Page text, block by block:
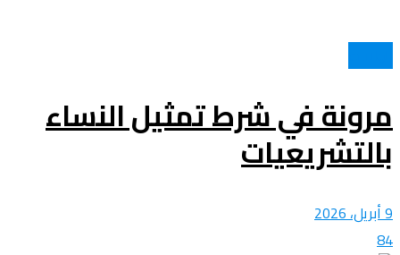
مرونة في شرط تمثيل النساء
بالتشريعيات
9 أبريل، 2026
84